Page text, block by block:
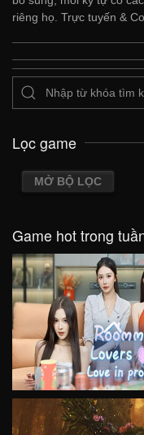
riêng họ. Trực tuyến &
Lọc game
MỞ BỘ LỌC
Game hot trong
VIEW